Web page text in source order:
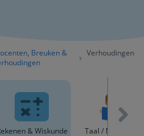
Breuken &
Verhoudingen
& Wiskunde Taal /